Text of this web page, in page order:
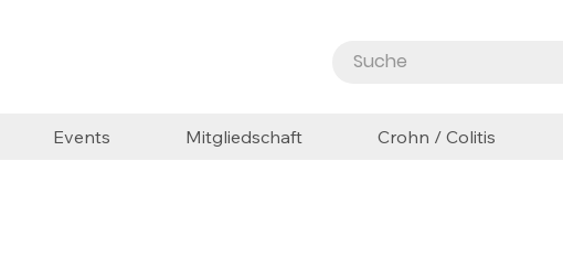
Events Mitgliedschaft Crohn / Colitis